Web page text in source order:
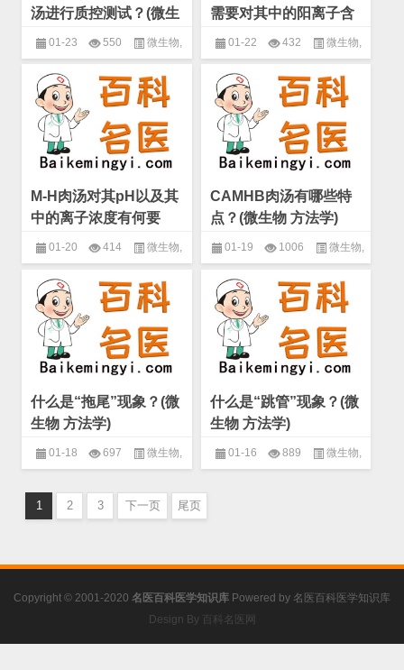
汤进行质控测试？(微生
物 方法学)
01-23 550 微生物
方法学 药物敏感性试验
需要对其中的阳离子含
量进行测定？(微生物
方法学)
01-22 432 微生物
方法学 药物敏感性试验
M-H肉汤对其pH以及其
中的离子浓度有何要
求？(微生物 方法学)
01-20 414 微生物,
方法学 药物敏感性试验
CAMHB肉汤有哪些特
点？(微生物 方法学)
01-19 1006 微生物,
方法学 药物敏感性试验
什么是“拖尾”现象？(微
生物 方法学)
01-18 697 微生物
什么是“跳管”现象？(微
生物 方法学)
01-16 889 微生物
1 2 3 下一页 尾页
Copyright © 2001-2020 名医百科医学知识库 Powered by 名医百科医学知识库
Design By 百科名医网